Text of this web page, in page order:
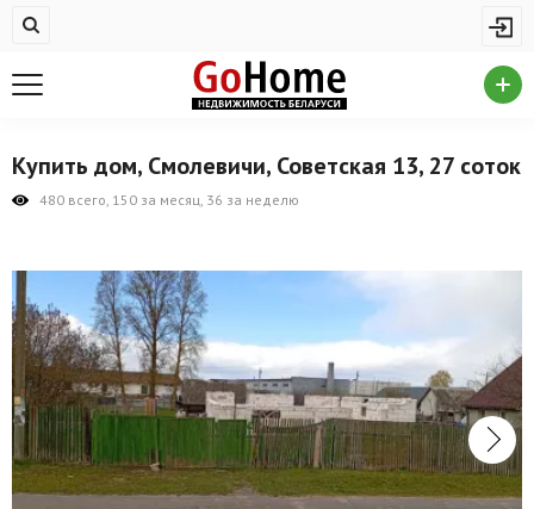
Купить квартиру
На сутки
Дома/коттеджи/участки
Комерческая недвижимость
Продажа коммерческой недвижимости
Аренда коммерческой недвижимости
Другие разделы
Купить дом, Смолевичи, Советская 13, 27 соток
480 всего, 150 за месяц, 36 за неделю